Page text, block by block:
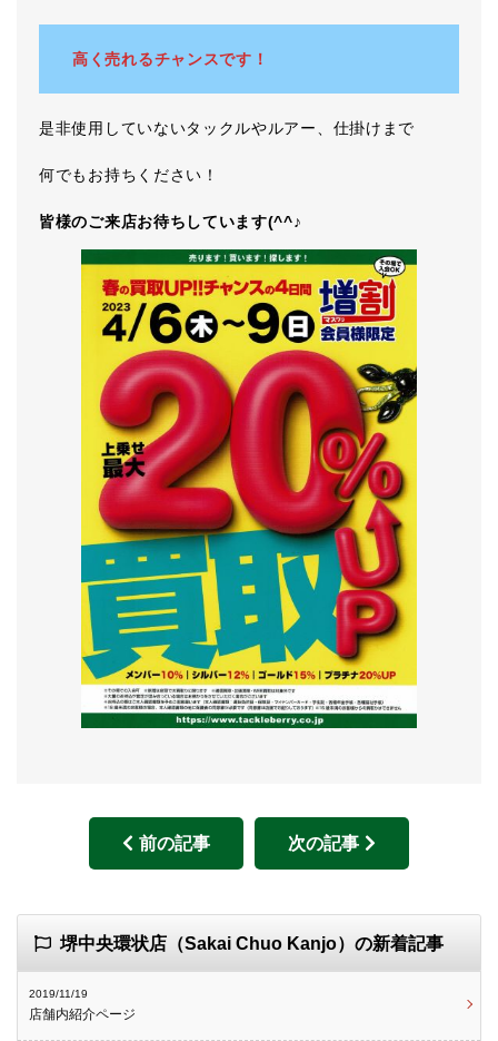
高く売れるチャンスです！
是非使用していないタックルやルアー、仕掛けまで
何でもお持ちください！
皆様のご来店お待ちしています(^^♪
前の記事 次の記事
堺中央環状店（Sakai Chuo Kanjo）の新着記事
2019/11/19
店舗内紹介ページ